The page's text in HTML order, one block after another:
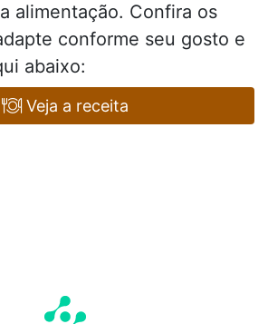
alimentação. Confira os
conforme seu gosto e
abaixo:
Veja a receita